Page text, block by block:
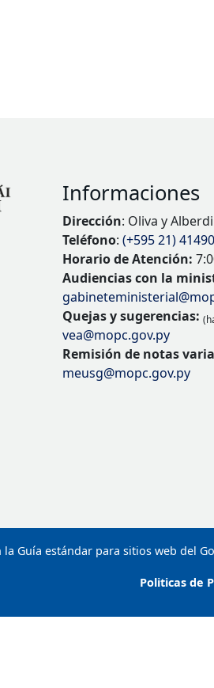
Informaciones
Dirección: Oliva y
Teléfono: (+595 21)
Horario de Atención:
Audiencias con la
Quejas y sugerencias:
vea@mopc.gov.py
Remisión de notas
meusg@mopc.gov.py
la Guía estándar para sitios web del
Politicas de